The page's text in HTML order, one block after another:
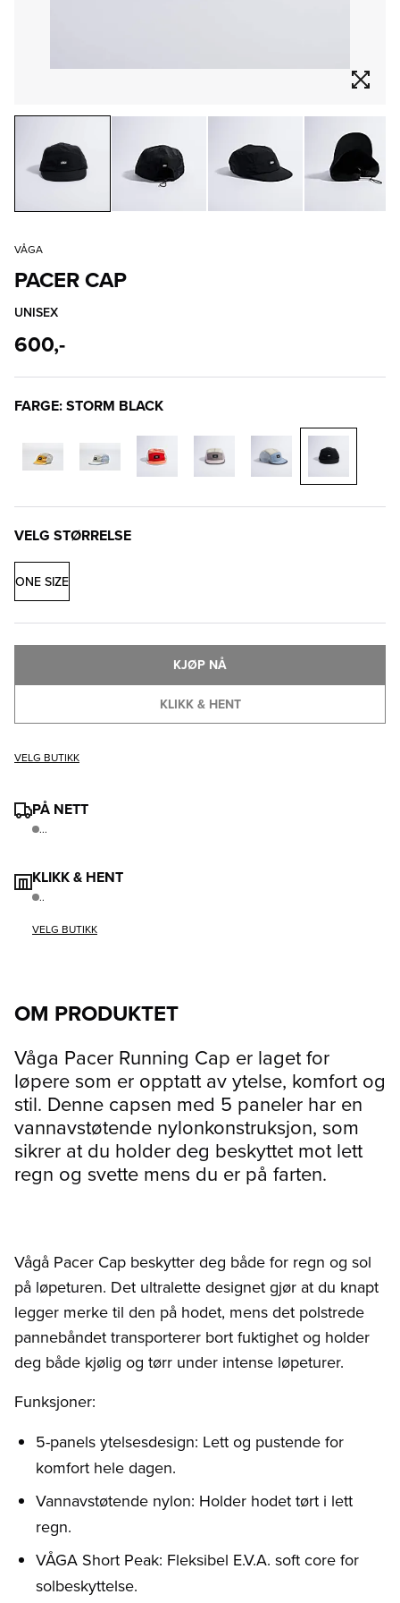
VÅGA
PACER CAP
UNISEX
600,-
FARGE: STORM BLACK
VELG STØRRELSE
ONE SIZE
KLIKK & HENT
KJØP NÅ
VELG BUTIKK
PÅ NETT
...
KLIKK & HENT
..
VELG BUTIKK
OM PRODUKTET
Våga Pacer Running Cap er laget for
løpere som er opptatt av ytelse, komfort og
stil. Denne capsen med 5 paneler har en
vannavstøtende nylonkonstruksjon, som
sikrer at du holder deg beskyttet mot lett
regn og svette mens du er på farten.
Vågå Pacer Cap beskytter deg både for regn og sol
på løpeturen. Det ultralette designet gjør at du knapt
legger merke til den på hodet, mens det polstrede
pannebåndet transporterer bort fuktighet og holder
deg både kjølig og tørr under intense løpeturer.
Funksjoner:
5-panels ytelsesdesign: Lett og pustende for
komfort hele dagen.
Vannavstøtende nylon: Holder hodet tørt i lett
regn.
VÅGA Short Peak: Fleksibel E.V.A. soft core for
solbeskyttelse.